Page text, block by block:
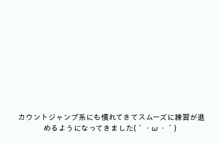
めるようになってきました(｀・ω・´)